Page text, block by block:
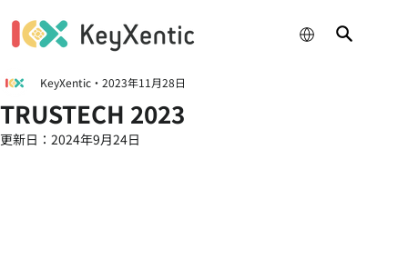
TRUSTECH 2023
KeyXentic 2023年11月28日
更新日： 2024年9月24日